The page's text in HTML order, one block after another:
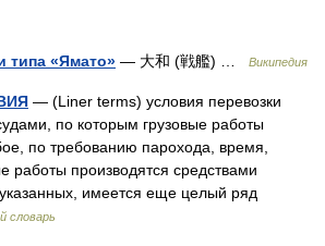
типа «Ямато» — 大和 (戦艦) … Википедия
— (Liner terms) условия перевозки
по которым грузовые работы
по требованию парохода, время,
работы производятся средствами
имеется еще целый ряд
словарь